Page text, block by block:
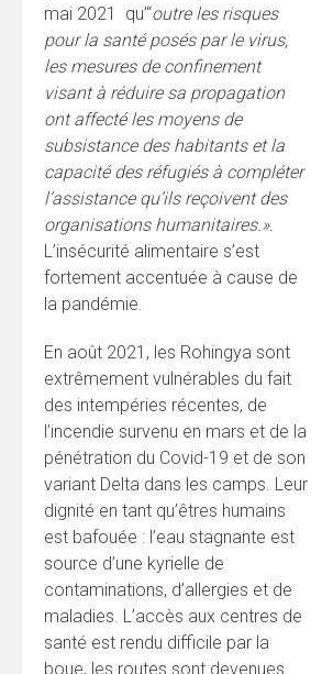
mai 2021 qu’“outre les risques
pour la santé posés par le virus,
les mesures de confinement
visant à réduire sa propagation
ont affecté les moyens de
subsistance des habitants et la
capacité des réfugiés à compléter
l’assistance qu’ils reçoivent des
organisations humanitaires.».
L’insécurité alimentaire s’est
fortement accentuée à cause de
la pandémie.
En août 2021, les Rohingya sont
extrêmement vulnérables du fait
des intempéries récentes, de
l’incendie survenu en mars et de la
pénétration du Covid-19 et de son
variant Delta dans les camps. Leur
dignité en tant qu’êtres humains
est bafouée : l’eau stagnante est
source d’une kyrielle de
contaminations, d’allergies et de
maladies. L’accès aux centres de
santé est rendu difficile par la
boue, les routes sont devenues